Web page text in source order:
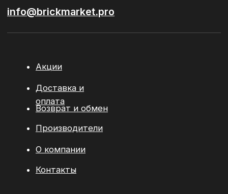
Разработка сайта:youx.agency